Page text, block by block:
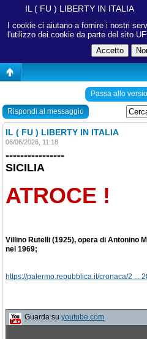
I cookie ci aiutano a fornire i nostri
l'utilizzo dei cookie da parte del sito
IL ( FU ) LIBERTY IN ITALIA
Passa allo
Rispondi al messaggio
IL ( FU ) LIBERTY IN ITALIA
06/06/2026, 11:18
----------------
SICILIA
ATROCE !
Villino Rutelli (1925), opera di Antonino
nel 1969;
https://palermo.repubblica.it/cronaca/2 ...
Guarda su youtube.com